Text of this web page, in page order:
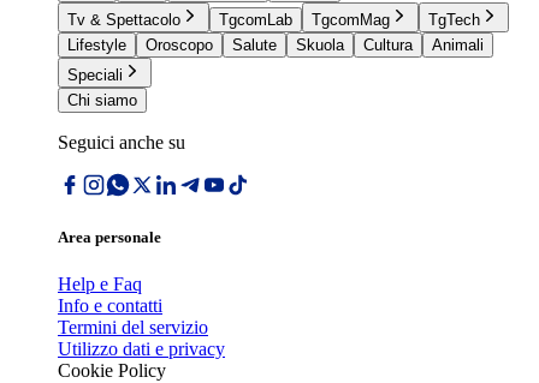
Tv & Spettacolo
TgcomLab TgcomMag
TgTech
Lifestyle
Oroscopo Salute Skuola Cultura
Animali
Speciali
Chi siamo
Seguici anche su
Area personale
Help e Faq
Info e contatti
Termini del servizio
Utilizzo dati e privacy
Cookie Policy